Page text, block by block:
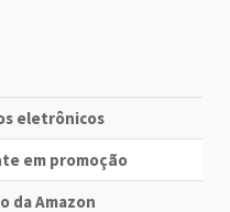
eletrônicos
em promoção
da Amazon